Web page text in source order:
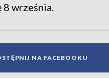
września.
NA FACEBOOKU